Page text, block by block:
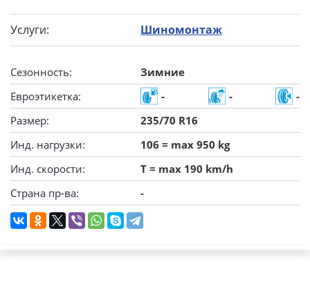
Услуги: Шиномонтаж
Сезонность:
Зимние
Евроэтикетка:
- -
-
Размер:
235/70 R16
Инд. нагрузки:
106 = max 950 kg
Инд. скорости:
T = max 190 km/h
Страна пр-ва:
-